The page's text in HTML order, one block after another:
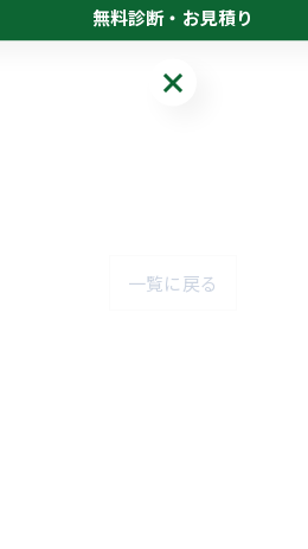
一覧に戻る
無料診断・お見積り
無料診断・お見積り